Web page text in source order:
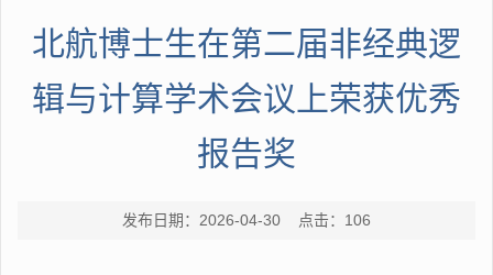
北航博士生在第二届非经典逻
辑与计算学术会议上荣获优秀
报告奖
发布日期：2026-04-30 点击： 106